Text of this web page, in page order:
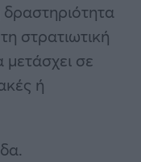
δραστηριότητα
στρατιωτική
μετάσχει σε
ή